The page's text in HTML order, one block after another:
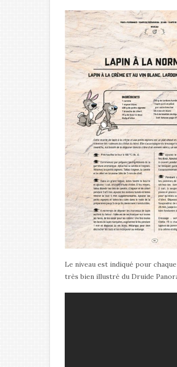
Le niveau est indiqué pour
très bien illustré du Druide